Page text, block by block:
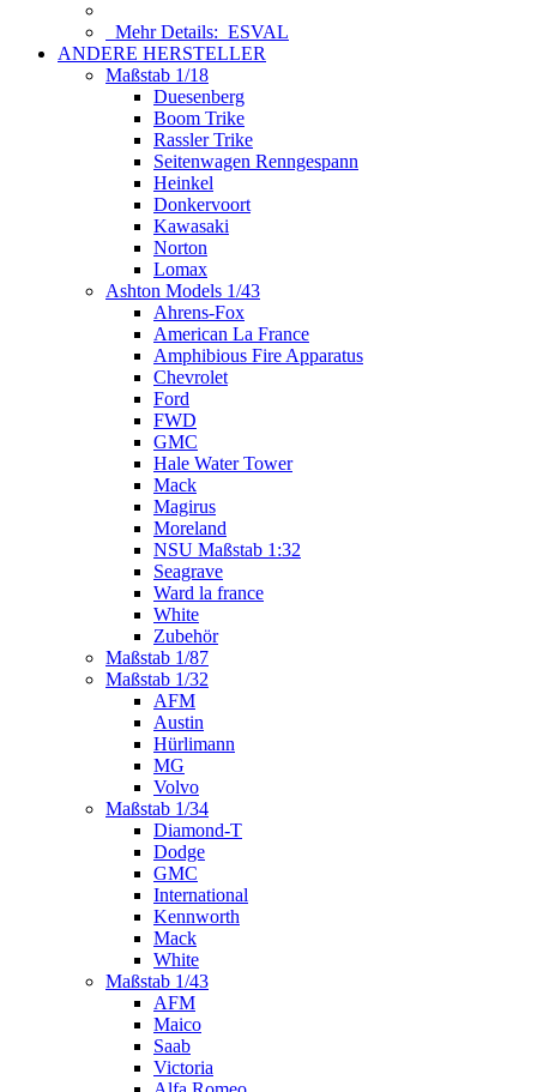
Mehr Details: ESVAL
ANDERE HERSTELLER
Maßstab 1/18
Duesenberg
Boom Trike
Rassler Trike
Seitenwagen Renngespann
Heinkel
Donkervoort
Kawasaki
Norton
Lomax
Ashton Models 1/43
Ahrens-Fox
American La France
Amphibious Fire Apparatus
Chevrolet
Ford
FWD
GMC
Hale Water Tower
Mack
Magirus
Moreland
NSU Maßstab 1:32
Seagrave
Ward la france
White
Zubehör
Maßstab 1/87
Maßstab 1/32
AFM
Austin
Hürlimann
MG
Volvo
Maßstab 1/34
Diamond-T
Dodge
GMC
International
Kennworth
Mack
White
Maßstab 1/43
AFM
Maico
Saab
Victoria